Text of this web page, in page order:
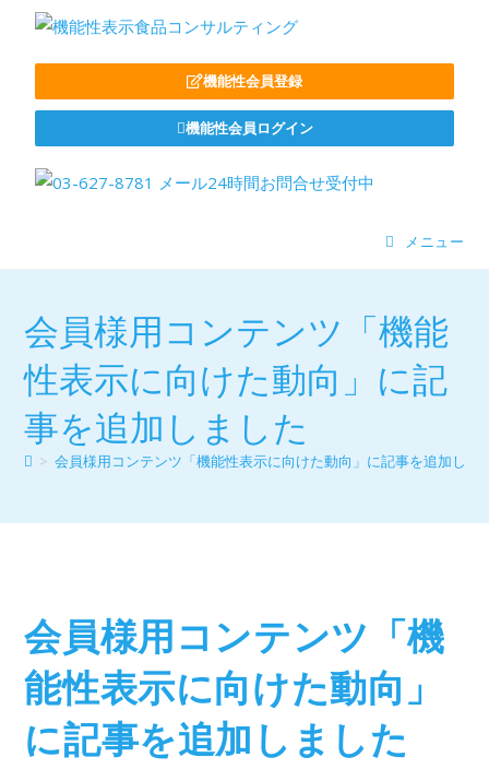
機能性会員登録
機能性会員ログイン
メニュー
会員様用コンテンツ「機能
性表示に向けた動向」に記
事を追加しました
> 会員様用コンテンツ「機能性表示に向けた動向」に記事を追加しま
会員様用コンテンツ「機
能性表示に向けた動向」
に記事を追加しました